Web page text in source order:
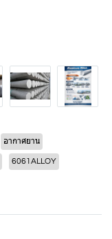
อากาศยาน
6061ALLOY